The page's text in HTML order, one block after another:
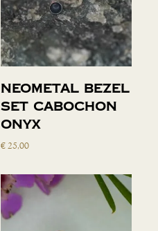
Toevoegen
aan
Neometal bezel
set cabochon
onyx
€25,00